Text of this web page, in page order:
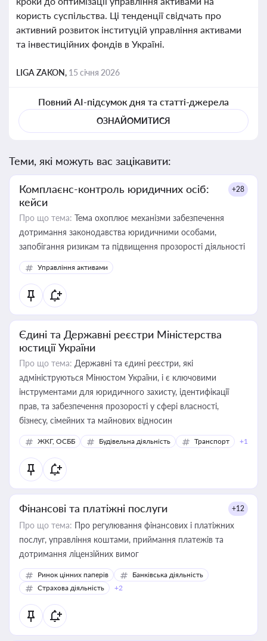
користь суспільства. Ці тенденції свідчать про
активний розвиток інституцій управління активами
та інвестиційних фондів в Україні.
LIGA ZAKON, 15 січня 2026
Повний AI-підсумок дня та статті-джерела
ОЗНАЙОМИТИСЯ
Теми, які можуть вас зацікавити:
Комплаєнс-контроль юридичних осіб:
кейси
+28
Про що тема: Тема охоплює механізми забезпечення
дотримання законодавства юридичними особами,
запобігання ризикам та підвищення прозорості діяльності
Управління активами
Єдині та Державні реєстри Міністерства
юстиції України
Про що тема: Державні та єдині реєстри, які
адмініструються Мінюстом України, і є ключовими
інструментами для юридичного захисту, ідентифікації
прав, та забезпечення прозорості у сфері власності,
бізнесу, сімейних та майнових відносин
ЖКГ, ОСББ Будівельна діяльність Транспорт +1
Фінансові та платіжні послуги +12
Про що тема: Про регулювання фінансових і платіжних
послуг, управління коштами, приймання платежів та
дотримання ліцензійних вимог
Ринок цінних паперів
Банківська діяльність
Страхова діяльність
+2